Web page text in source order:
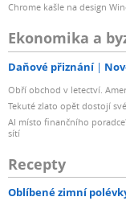
Chrome kašle na design
Ekonomika a
Daňové přiznání
Obří obchod v letectví.
Tekuté zlato opět dostojí
AI místo finančního
sítí
Recepty
Oblíbené zimní